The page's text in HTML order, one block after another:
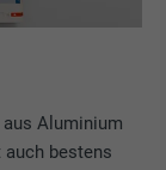
Aluminium
bestens